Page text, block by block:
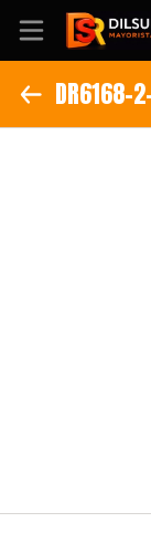
Inicio